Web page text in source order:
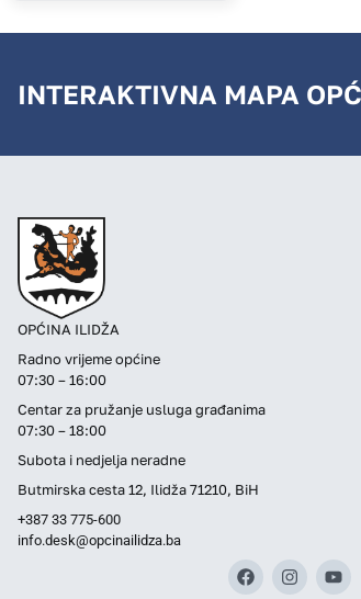
INTERAKTIVNA MAPA
OPĆINA ILIDŽA
Radno vrijeme općine
07:30 – 16:00
Centar za pružanje usluga građanima
07:30 – 18:00
Subota i nedjelja neradne
Butmirska cesta 12, Ilidža 71210, BiH
+387 33 775-600
info.desk@opcinailidza.ba